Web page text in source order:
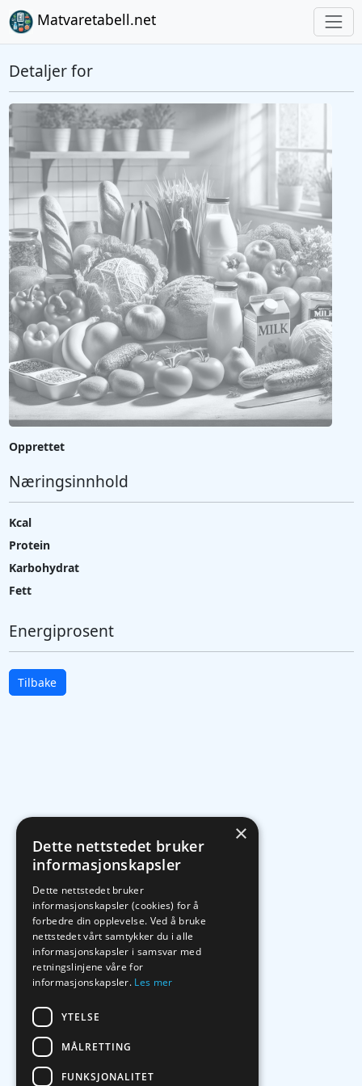
Matvaretabell.net
Detaljer for
Opprettet
Næringsinnhold
Kcal
Protein
Karbohydrat
Fett
Energiprosent
Tilbake
×
Dette nettstedet bruker
informasjonskapsler
Dette nettstedet bruker
informasjonskapsler (cookies) for å
forbedre din opplevelse. Ved å bruke
nettstedet vårt samtykker du i alle
informasjonskapsler i samsvar med
retningslinjene våre for
informasjonskapsler. Les mer
YTELSE
MÅLRETTING
FUNKSJONALITET